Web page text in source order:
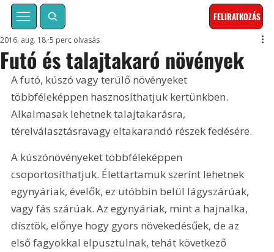
FELIRATKOZÁS
Futó és talajtakaró növények
2016. aug. 18. 5 perc olvasás
A futó, kúszó vagy terülő növényeket
többféleképpen hasznosíthatjuk kertünkben.
Alkalmasak lehetnek talajtakarásra,
térelválasztásravagy eltakarandó részek fedésére.
A kúszónövényeket többféleképpen
csoportosíthatjuk. Élettartamuk szerint lehetnek
egynyáriak, évelők, ez utóbbin belül lágyszárúak,
vagy fás szárúak. Az egynyáriak, mint a hajnalka,
dísztök, előnye hogy gyors növekedésűek, de az
első fagyokkal elpusztulnak, tehát következő